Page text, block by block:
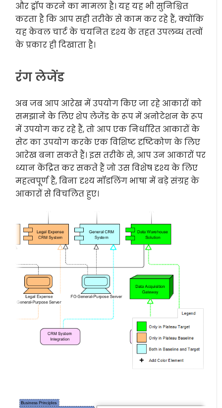
और ड्रॉप करने का मामला है। यह यह भी सुनिश्चित
करता है कि आप सही तरीके से काम कर रहे हैं, क्योंकि
यह केवल चार्ट के चयनित दृश्य के तहत उपलब्ध तत्वों
के प्रकार ही दिखाता है।
रंग लेजेंड
अब जब आप आरेख में उपयोग किए जा रहे आकारों को
समझाने के लिए शेप लेजेंड के रूप में अनोटेशन के रूप
में उपयोग कर रहे हैं, तो आप एक निर्धारित आकारों के
सेट का उपयोग करके एक विशिष्ट दृष्टिकोण के लिए
आरेख बना सकते हैं। इस तरीके से, आप उन आकारों पर
ध्यान केंद्रित कर सकते हैं जो उस विशेष दृश्य के लिए
महत्वपूर्ण हैं, बिना दृश्य मॉडलिंग भाषा में बड़े संग्रह के
आकारों से विचलित हुए।